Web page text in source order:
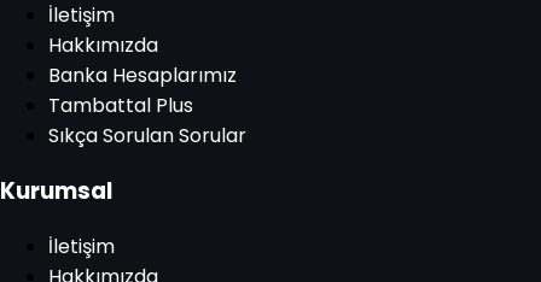
İletişim
Hakkımızda
Banka Hesaplarımız
Tambattal Plus
Sıkça Sorulan Sorular
Kurumsal
İletişim
Hakkımızda